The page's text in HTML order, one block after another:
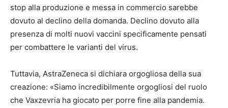
stop alla produzione e messa in commercio sarebbe
dovuto al declino della domanda. Declino dovuto alla
presenza di molti nuovi vaccini specificamente pensati
per combattere le varianti del virus.
Tuttavia, AstraZeneca si dichiara orgogliosa della sua
creazione: «Siamo incredibilmente orgogliosi del ruolo
che Vaxzevria ha giocato per porre fine alla pandemia.